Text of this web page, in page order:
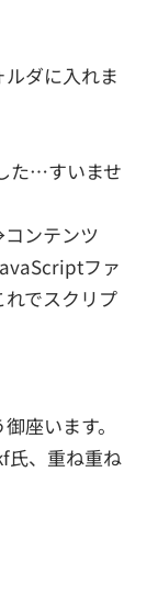
ダに入れま
た…すいませ
ンテンツ
ファ
でスクリプ
座います。
氏、重ね重ね